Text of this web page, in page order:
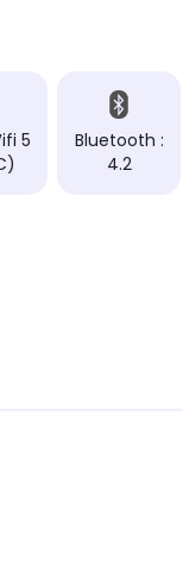
totale de stockage
5
Bluetooth :
4.2